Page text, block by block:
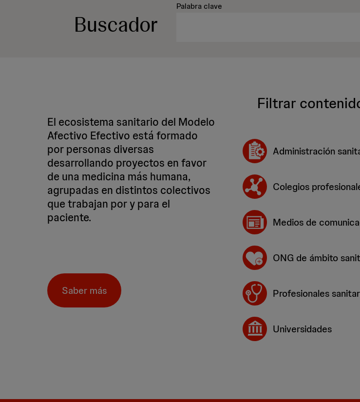
Palabra clave
Buscador
El ecosistema sanitario del Modelo
Afectivo Efectivo está formado
por personas diversas
desarrollando proyectos en favor
de una medicina más humana,
agrupadas en distintos colectivos
que trabajan por y para el
paciente.
Saber más
Filtrar
Administración
Colegios
Medios de
ONG de ámbito
Profesionales
Universidades